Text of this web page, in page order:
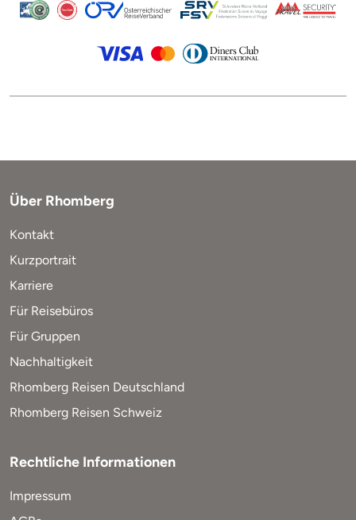
Über Rhomberg
Kontakt
Kurzportrait
Karriere
Für Reisebüros
Für Gruppen
Nachhaltigkeit
Rhomberg Reisen Deutschland
Rhomberg Reisen Schweiz
Rechtliche Informationen
Impressum